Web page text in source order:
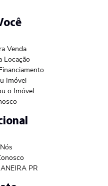
Venda
Locação
Imóvel
o Imóvel
PR